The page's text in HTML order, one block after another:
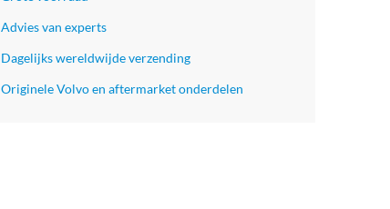
Advies van experts
Dagelijks wereldwijde verzending
Originele Volvo en aftermarket onderdelen